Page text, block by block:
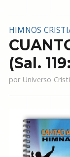
HIMNOS
(Sal.
por Universo